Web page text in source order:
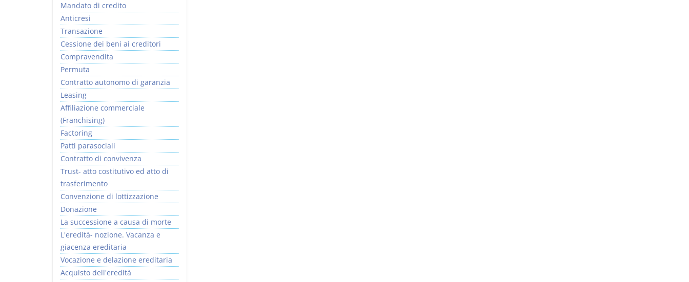
Mandato di credito
Anticresi
Transazione
Cessione dei beni ai creditori
Compravendita
Permuta
Contratto autonomo di garanzia
Leasing
Affiliazione commerciale
(Franchising)
Factoring
Patti parasociali
Contratto di convivenza
Trust- atto costitutivo ed atto di
trasferimento
Convenzione di lottizzazione
Donazione
La successione a causa di morte
L'eredità- nozione. Vacanza e
giacenza ereditaria
Vocazione e delazione ereditaria
Acquisto dell'eredità